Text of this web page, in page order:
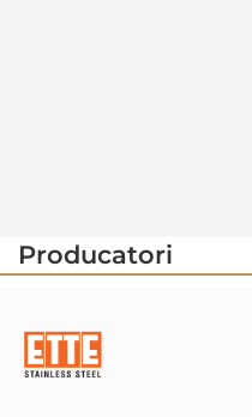
Producatori